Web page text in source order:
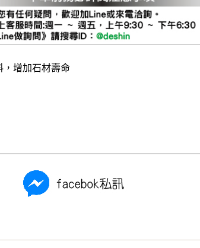
，增加石材壽命